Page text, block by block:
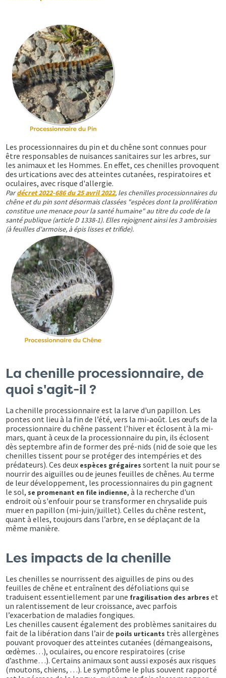
Les processionnaires du pin et du chêne sont connues pour
être responsables de nuisances sanitaires sur les arbres, sur
les animaux et les Hommes. En effet, ces chenilles provoquent
des urtications avec des atteintes cutanées, respiratoires et
oculaires, avec risque d'allergie.
Pardécret 2022-686 du 25 avril 2022, les chenilles processionnaires du
chêne et du pin sont désormais classées "espèces dont la prolifération
constitue une menace pour la santé humaine" au titre du code de la
santé publique (article D 1338-1). Elles rejoignent ainsi les 3 ambroisies
(à feuilles d'armoise, à épis lisses et trifide).
La chenille processionnaire, de
quoi s'agit-il ?
La chenille processionnaire est la larve d'un papillon. Les
pontes ont lieu à la fin de l’été, vers la mi-août. Les œufs de la
processionnaire du chêne passent l’hiver et éclosent à la mi-
mars, quant à ceux de la processionnaire du pin, ils éclosent
dès septembre afin de former des pré-nids (nid de soie que les
chenilles tissent pour se protéger des intempéries et des
prédateurs). Ces deux espèces grégaires sortent la nuit pour se
nourrir des aiguilles ou de jeunes feuilles de chênes. Au terme
de leur développement, les processionnaires du pin gagnent
le sol, se promenant en file indienne, à la recherche d'un
endroit où s'enfouir pour se transformer en chrysalide puis
muer en papillon (mi-juin/juillet). Celles du chêne restent,
quant à elles, toujours dans l’arbre, en se déplaçant de la
même manière.
Les impacts de la chenille
Les chenilles se nourrissent des aiguilles de pins ou des
feuilles de chêne et entraînent des défoliations qui se
traduisent essentiellement par une fragilisation des arbres et
un ralentissement de leur croissance, avec parfois
l’exacerbation de maladies fongiques.
Les chenilles causent également des problèmes sanitaires du
fait de la libération dans l’air de poils urticants très allergènes
pouvant provoquer des atteintes cutanées (démangeaisons,
œdèmes…), oculaires, ou encore respiratoires (crise
d’asthme…). Certains animaux sont aussi exposés aux risques
(moutons, chiens, …). Le symptôme le plus souvent rapporté